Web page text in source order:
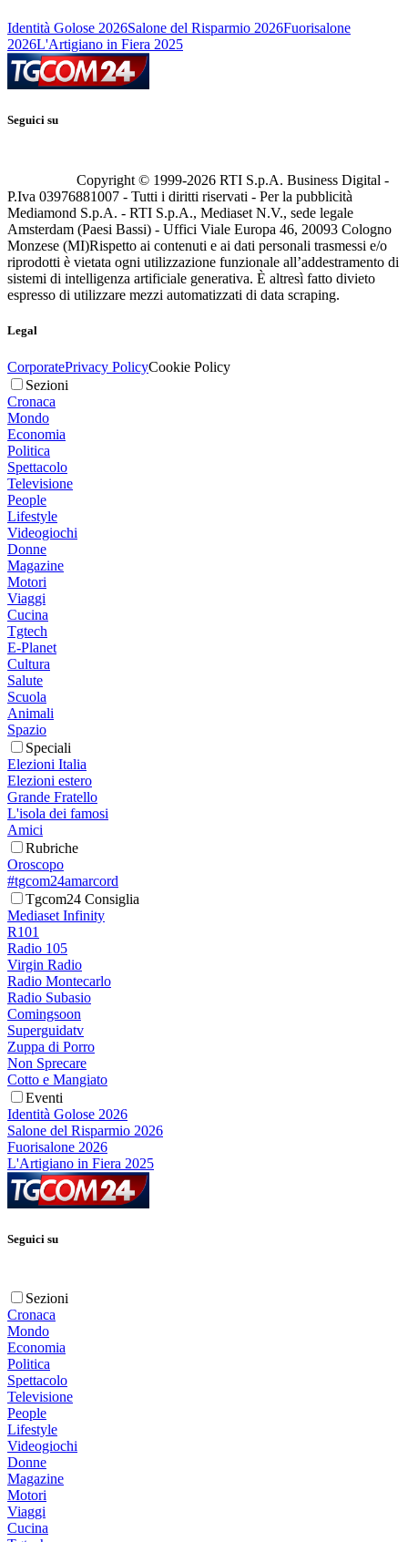
Identità Golose 2026Salone del Risparmio 2026Fuorisalone
2026L'Artigiano in Fiera 2025
Seguici su
Copyright © 1999-2026 RTI S.p.A. Business Digital -
P.Iva 03976881007 - Tutti i diritti riservati - Per la pubblicità
Mediamond S.p.A. - RTI S.p.A., Mediaset N.V., sede legale
Amsterdam (Paesi Bassi) - Uffici Viale Europa 46, 20093 Cologno
Monzese (MI)Rispetto ai contenuti e ai dati personali trasmessi e/o
riprodotti è vietata ogni utilizzazione funzionale all’addestramento di
sistemi di intelligenza artificiale generativa. È altresì fatto divieto
espresso di utilizzare mezzi automatizzati di data scraping.
Legal
CorporatePrivacy PolicyCookie Policy
Sezioni
Cronaca
Mondo
Economia
Politica
Spettacolo
Televisione
People
Lifestyle
Videogiochi
Donne
Magazine
Motori
Viaggi
Cucina
Tgtech
E-Planet
Cultura
Salute
Scuola
Animali
Spazio
Speciali
Elezioni Italia
Elezioni estero
Grande Fratello
L'isola dei famosi
Amici
Rubriche
Oroscopo
#tgcom24amarcord
Tgcom24 Consiglia
Mediaset Infinity
R101
Radio 105
Virgin Radio
Radio Montecarlo
Radio Subasio
Comingsoon
Superguidatv
Zuppa di Porro
Non Sprecare
Cotto e Mangiato
Eventi
Identità Golose 2026
Salone del Risparmio 2026
Fuorisalone 2026
L'Artigiano in Fiera 2025
Seguici su
Sezioni
Cronaca
Mondo
Economia
Politica
Spettacolo
Televisione
People
Lifestyle
Videogiochi
Donne
Magazine
Motori
Viaggi
Cucina